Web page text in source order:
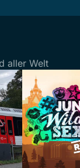
aller Welt